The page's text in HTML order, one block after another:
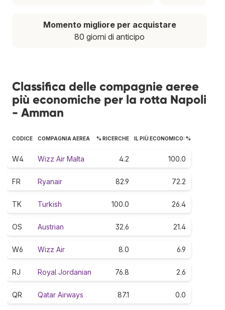
Momento migliore per acquistare
80 giorni di anticipo
Classifica delle compagnie aeree
più economiche per la rotta Napoli
- Amman
CODICE COMPAGNIA AEREA % RICERCHE IL PIÙ ECONOMICO: %
W4 Wizz Air Malta 4.2 100.0
FR Ryanair 82.9 72.2
TK Turkish 100.0 26.4
OS Austrian 32.6 21.4
W6 Wizz Air 8.0 6.9
RJ Royal Jordanian 76.8 2.6
QR Qatar Airways 87.1 0.0